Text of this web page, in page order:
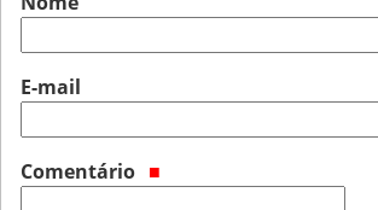
E-mail
Comentário